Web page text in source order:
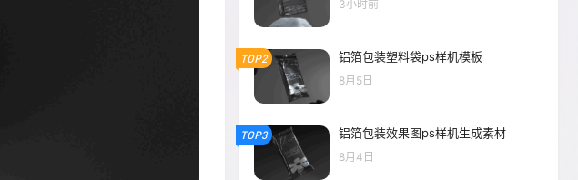
3小时前
TOP2 铝箔包装塑料袋ps样机模板
8月5日
TOP3 铝箔包装效果图ps样机生成素材
8月4日